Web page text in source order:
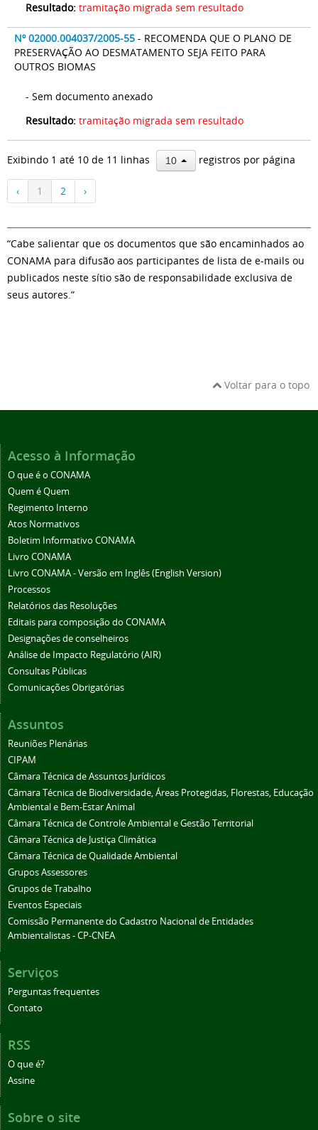
Resultado: tramitação migrada sem resultado
Nº 02000.004037/2005-55 - RECOMENDA QUE O PLANO DE
PRESERVAÇÃO AO DESMATAMENTO SEJA FEITO PARA
OUTROS BIOMAS
- Sem documento anexado
Resultado: tramitação migrada sem resultado
Exibindo 1 até 10 de 11 linhas 10 registros por página
‹ 1 2 ›
“Cabe salientar que os documentos que são encaminhados ao
CONAMA para difusão aos participantes de lista de e-mails ou
publicados neste sítio são de responsabilidade exclusiva de
seus autores.”
Voltar para o topo
Acesso à Informação
O que é o CONAMA
Quem é Quem
Regimento Interno
Atos Normativos
Boletim Informativo CONAMA
Livro CONAMA
Livro CONAMA - Versão em Inglês (English Version)
Processos
Relatórios das Resoluções
Editais para composição do CONAMA
Designações de conselheiros
Análise de Impacto Regulatório (AIR)
Consultas Públicas
Comunicações Obrigatórias
Assuntos
Reuniões Plenárias
CIPAM
Câmara Técnica de Assuntos Jurídicos
Câmara Técnica de Biodiversidade, Áreas Protegidas, Florestas, Educação
Ambiental e Bem-Estar Animal
Câmara Técnica de Controle Ambiental e Gestão Territorial
Câmara Técnica de Justiça Climática
Câmara Técnica de Qualidade Ambiental
Grupos Assessores
Grupos de Trabalho
Eventos Especiais
Comissão Permanente do Cadastro Nacional de Entidades
Ambientalistas - CP-CNEA
Serviços
Perguntas frequentes
Contato
RSS
O que é?
Assine
Sobre o site